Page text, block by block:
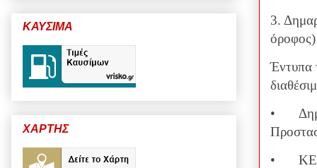
3.
όροφος)
Έντυπα
•
•
ΚΑΥΣΙΜΑ
ΧΑΡΤΗΣ